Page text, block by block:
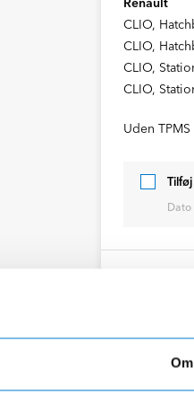
Om
CLIO,
CLIO,
CLIO,
CLIO,
Uden TPMS